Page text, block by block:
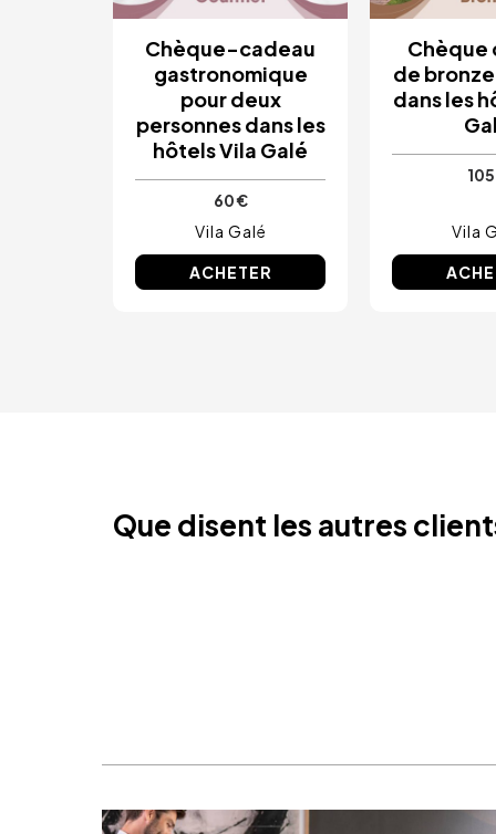
Chèque-cadeau
gastronomique
pour deux
personnes dans les
hôtels Vila Galé
60 €
Vila Galé
ACHETER
Chèque
de
dans les
Vila
Que disent les autres